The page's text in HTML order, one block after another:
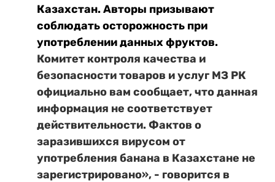
Казахстан. Авторы призывают
соблюдать осторожность при
употреблении данных фруктов.
Комитет контроля качества и
безопасности товаров и услуг МЗ РК
официально вам сообщает, что данная
информация не соответствует
действительности. Фактов о
заразившихся вирусом от
употребления банана в Казахстане не
зарегистрировано», - говорится в